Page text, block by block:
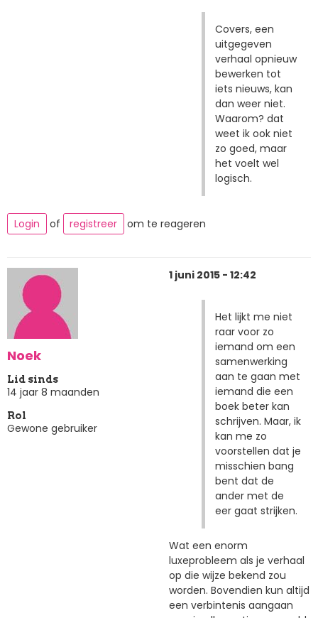
Covers, een
uitgegeven
verhaal opnieuw
bewerken tot
iets nieuws, kan
dan weer niet.
Waarom? dat
weet ik ook niet
zo goed, maar
het voelt wel
logisch.
Login of registreer om te reageren
Noek
Lid sinds
14 jaar 8 maanden
Rol
Gewone gebruiker
1 juni 2015 - 12:42
Het lijkt me niet
raar voor zo
iemand om een
samenwerking
aan te gaan met
iemand die een
boek beter kan
schrijven. Maar, ik
kan me zo
voorstellen dat je
misschien bang
bent dat de
ander met de
eer gaat strijken.
Wat een enorm
luxeprobleem als je verhaal
op die wijze bekend zou
worden. Bovendien kun altijd
een verbintenis aangaan